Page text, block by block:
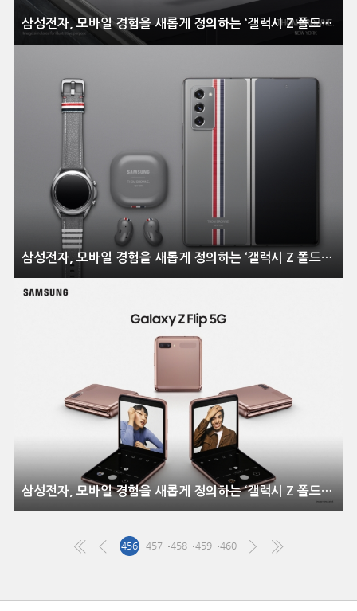
삼성전자, 모바일 경험을 새롭게 정의하는 ‘갤럭시 Z 폴드2’ 전격 공개
삼성전자, 모바일 경험을 새롭게 정의하는 ‘갤럭시 Z 폴드2’ 전격 공개
삼성전자, 모바일 경험을 새롭게 정의하는 ‘갤럭시 Z 폴드2’ 전격 공개
456 457 458 459 460